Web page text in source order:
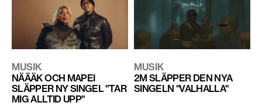
MUSIK
NÄÄÄK OCH MAPEI
SLÄPPER NY SINGEL "TAR
MIG ALLTID UPP"
MUSIK
2M SLÄPPER DEN NYA
SINGELN "VALHALLA"